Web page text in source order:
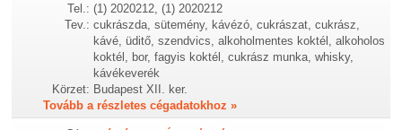
Tel.: (1) 2020212, (1) 2020212
Tev.: cukrászda, sütemény, kávézó, cukrászat, cukrász,
kávé, üditő, szendvics, alkoholmentes koktél, alkoholos
koktél, bor, fagyis koktél, cukrász munka, whisky,
kávékeverék
Körzet: Budapest XII. ker.
Tovább a részletes cégadatokhoz »